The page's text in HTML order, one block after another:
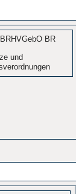
BR
und